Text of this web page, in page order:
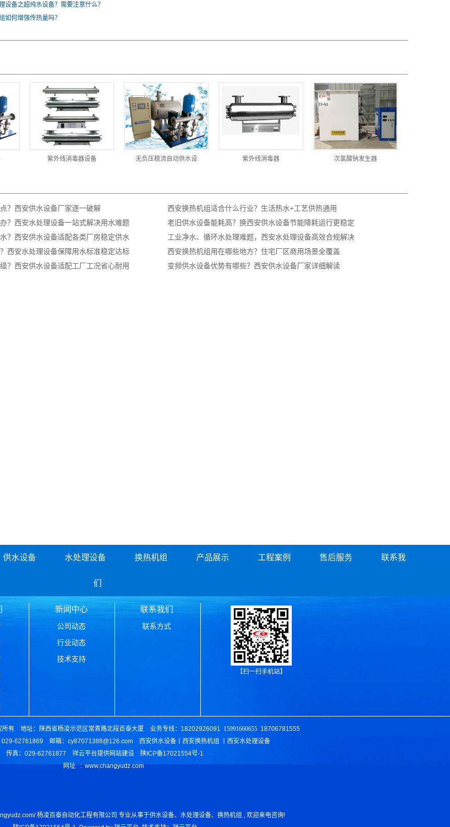
设备之超纯水设备？需要注意什么？
如何增强传热量吗？
紫外线消毒器设备 无负压稳流自动供水设 紫外线消毒器 次氯酸钠发生器
？西安供水设备厂家逐一破解
西安换热机组适合什么行业？生活热水+工艺供热通用
？西安水处理设备一站式解决用水难题
老旧供水设备能耗高？换西安供水设备节能降耗运行更稳定
？西安供水设备适配各类厂房稳定供水
工业净水、循环水处理难题，西安水处理设备高效合规解决
西安水处理设备保障用水标准稳定达标
西安换热机组用在哪些地方？住宅厂区商用场景全覆盖
？西安供水设备适配工厂工况省心耐用
变频供水设备优势有哪些？西安供水设备厂家详细解读
供水设备 水处理设备 换热机组 产品展示 工程案例 售后服务 联系我
们
新闻中心
公司动态
行业动态
技术支持
联系我们
联系方式
【扫一扫手机站】
所有 地址：陕西省杨凌示范区常青路北段百泰大厦 业务专线：18202926091 15991660655 18706781555
62761869 邮箱：cy87071388@126.com
西安供水设备丨西安换热机组 丨西安水处理设备
传真：029-62761877 祥云平台提供网站建设 陕ICP备17021554号-1
网址 :www.changyudz.com
杨凌百泰自动化工程有限公司 专业从事于供水设备、水处理设备、换热机组 , 欢迎来电咨询!